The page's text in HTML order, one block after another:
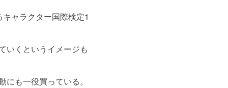
ャラクター国際検定1
いくというイメージも
も一役買っている。